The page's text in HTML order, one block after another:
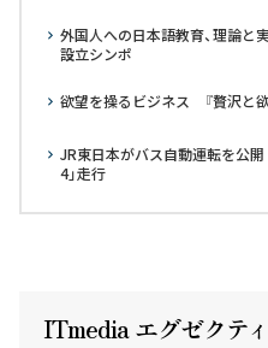
外国人への日本語教育、理論と
設立シンポ
欲望を操るビジネス 『贅沢と
JR東日本がバス自動運転を公
4」走行
ITmedia エグゼクティ